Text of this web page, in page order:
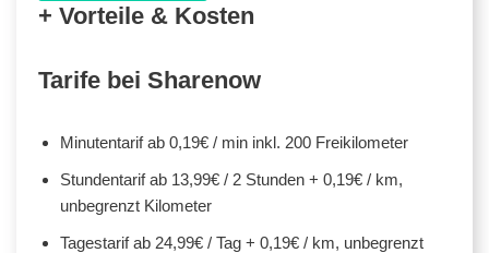
+ Vorteile & Kosten
Tarife bei Sharenow
Minutentarif ab 0,19€ / min inkl. 200 Freikilometer
Stundentarif ab 13,99€ / 2 Stunden + 0,19€ / km,
unbegrenzt Kilometer
Tagestarif ab 24,99€ / Tag + 0,19€ / km, unbegrenzt